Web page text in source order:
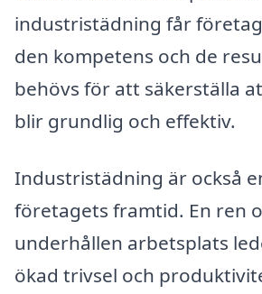
industristädning får
den kompetens och de
behövs för att säkerställa
blir grundlig och effektiv.
Industristädning är också
företagets framtid. En ren
underhållen arbetsplats
ökad trivsel och